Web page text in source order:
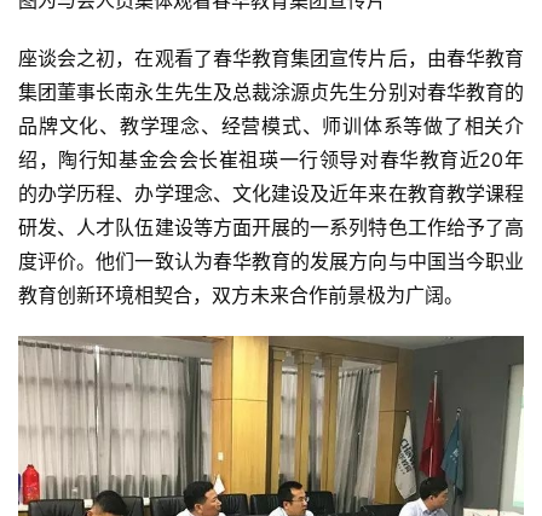
座谈会之初，在观看了春华教育集团宣传片后，由春华教育
集团董事长南永生先生及总裁涂源贞先生分别对春华教育的
品牌文化、教学理念、经营模式、师训体系等做了相关介
绍，陶行知基金会会长崔祖瑛一行领导对春华教育近20年
的办学历程、办学理念、文化建设及近年来在教育教学课程
研发、人才队伍建设等方面开展的一系列特色工作给予了高
度评价。他们一致认为春华教育的发展方向与中国当今职业
教育创新环境相契合，双方未来合作前景极为广阔。